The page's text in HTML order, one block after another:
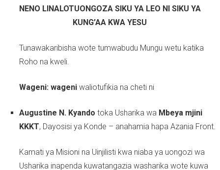
NENO LINALOTUONGOZA SIKU YA LEO NI SIKU YA
KUNG’AA KWA YESU
Tunawakaribisha wote tumwabudu Mungu wetu katika
Roho na kweli.
Wageni: wageniwaliotufikia na cheti ni
Augustine N. Kyando toka Usharika wa Mbeya mjini
KKKT, Dayosisi ya Konde – anahamia hapa Azania Front.
Kamati ya Misioni na Uinjilisti kwa niaba ya uongozi wa
Usharika inapenda kuwatangazia washarika wote kuwa